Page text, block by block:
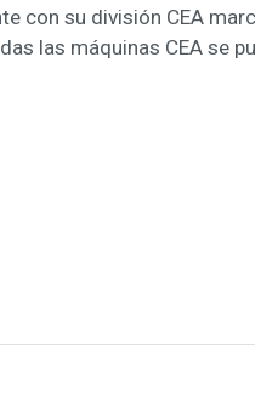
con su división CEA
las máquinas CEA se